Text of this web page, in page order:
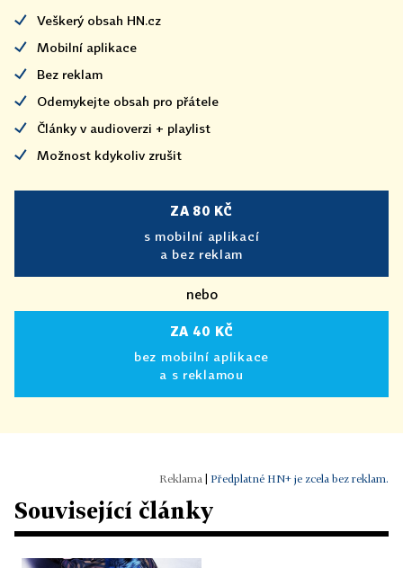
Veškerý obsah HN.cz
Mobilní aplikace
Bez reklam
Odemykejte obsah pro přátele
Články v audioverzi + playlist
Možnost kdykoliv zrušit
ZA 80 KČ
s mobilní aplikací
a bez reklam
nebo
ZA 40 KČ
bez mobilní aplikace
a s reklamou
Předplatné HN+ je zcela bez reklam.
Související články